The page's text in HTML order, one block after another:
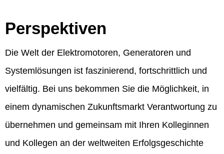
Perspektiven
Die Welt der Elektromotoren, Generatoren und
Systemlösungen ist faszinierend, fortschrittlich und
vielfältig. Bei uns bekommen Sie die Möglichkeit, in
einem dynamischen Zukunftsmarkt Verantwortung zu
übernehmen und gemeinsam mit Ihren Kolleginnen
und Kollegen an der weltweiten Erfolgsgeschichte